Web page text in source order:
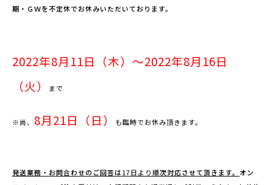
期・ＧＷを不定休でお休みいただいております。
2022年8月11日（木）～2022年8月16日
（火）
まで
※尚、 8月21日（日） も臨時でお休み頂きます。
発送業務・お問合わせのご回答は17日より順次対応させて頂きます。 オン